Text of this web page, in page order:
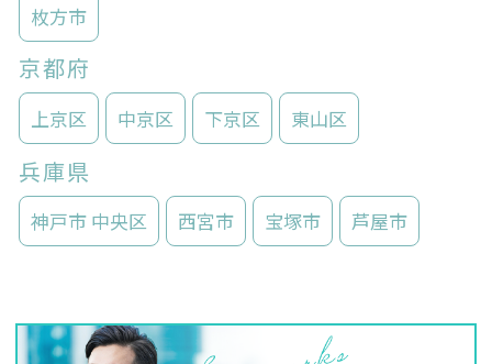
枚方市
京都府
上京区 中京区 下京区 東山区
兵庫県
神戸市 中央区 西宮市 宝塚市 芦屋市